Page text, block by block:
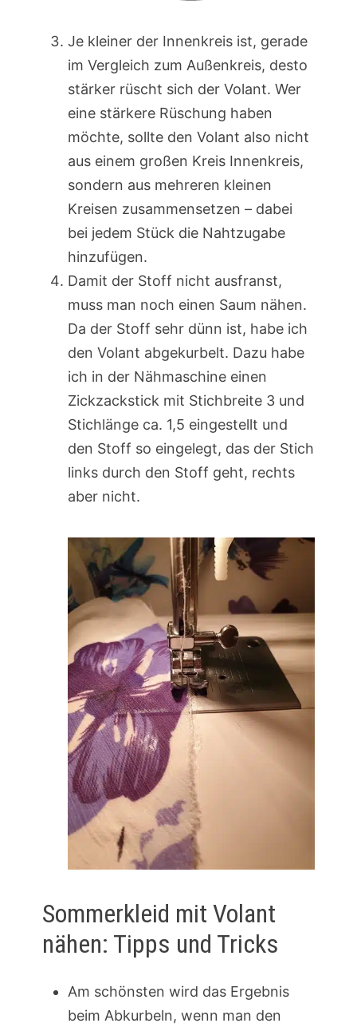
Je kleiner der Innenkreis ist, gerade
im Vergleich zum Außenkreis, desto
stärker rüscht sich der Volant. Wer
eine stärkere Rüschung haben
möchte, sollte den Volant also nicht
aus einem großen Kreis Innenkreis,
sondern aus mehreren kleinen
Kreisen zusammensetzen – dabei
bei jedem Stück die Nahtzugabe
hinzufügen.
Damit der Stoff nicht ausfranst,
muss man noch einen Saum nähen.
Da der Stoff sehr dünn ist, habe ich
den Volant abgekurbelt. Dazu habe
ich in der Nähmaschine einen
Zickzackstick mit Stichbreite 3 und
Stichlänge ca. 1,5 eingestellt und
den Stoff so eingelegt, das der Stich
links durch den Stoff geht, rechts
aber nicht.
Sommerkleid mit Volant
nähen: Tipps und Tricks
Am schönsten wird das Ergebnis
beim Abkurbeln, wenn man den